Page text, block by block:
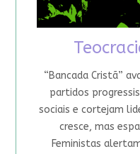
“Bancada Cristã”
partidos
sociais e cortejam
cresce, mas
Feministas